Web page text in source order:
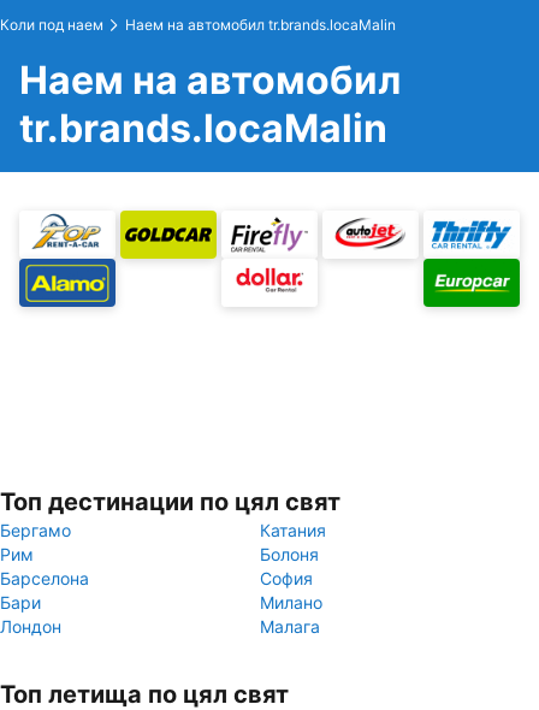
Коли под наем Наем на автомобил tr.brands.locaMalin
Наем на автомобил
tr.brands.locaMalin
Топ дестинации по цял свят
Бергамо
Катания
Рим
Болоня
Барселона
София
Бари
Милано
Лондон
Малага
Топ летища по цял свят